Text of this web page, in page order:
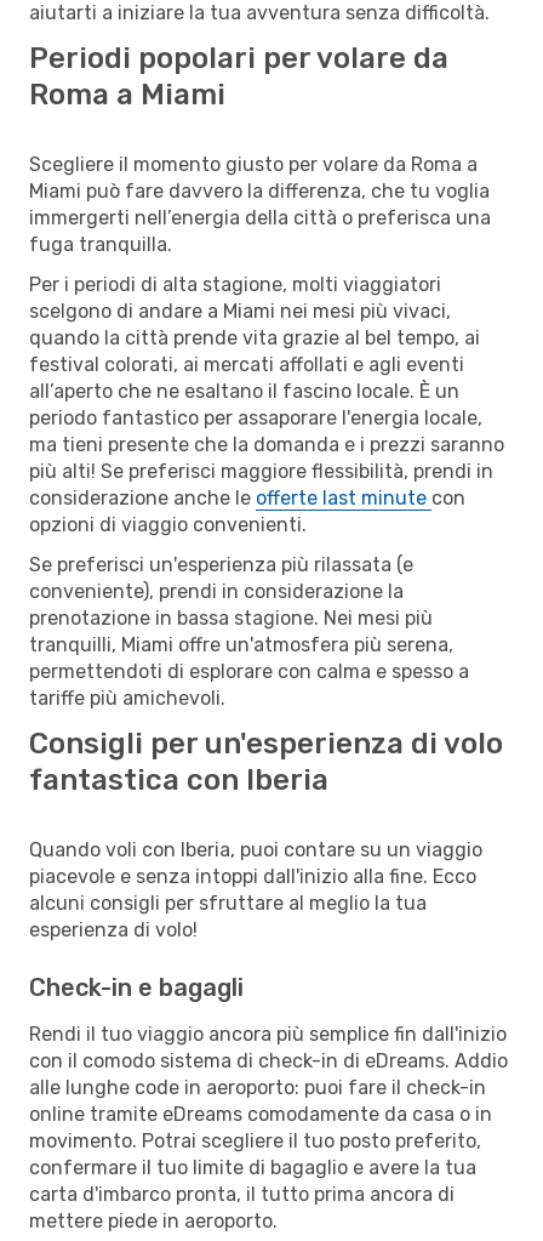
aiutarti a iniziare la tua avventura senza difficoltà.
Periodi popolari per volare da
Roma a Miami
Scegliere il momento giusto per volare da Roma a
Miami può fare davvero la differenza, che tu voglia
immergerti nell’energia della città o preferisca una
fuga tranquilla.
Per i periodi di alta stagione, molti viaggiatori
scelgono di andare a Miami nei mesi più vivaci,
quando la città prende vita grazie al bel tempo, ai
festival colorati, ai mercati affollati e agli eventi
all’aperto che ne esaltano il fascino locale. È un
periodo fantastico per assaporare l'energia locale,
ma tieni presente che la domanda e i prezzi saranno
più alti! Se preferisci maggiore flessibilità, prendi in
considerazione anche le offerte last minute con
opzioni di viaggio convenienti.
Se preferisci un'esperienza più rilassata (e
conveniente), prendi in considerazione la
prenotazione in bassa stagione. Nei mesi più
tranquilli, Miami offre un'atmosfera più serena,
permettendoti di esplorare con calma e spesso a
tariffe più amichevoli.
Consigli per un'esperienza di volo
fantastica con Iberia
Quando voli con Iberia, puoi contare su un viaggio
piacevole e senza intoppi dall'inizio alla fine. Ecco
alcuni consigli per sfruttare al meglio la tua
esperienza di volo!
Check-in e bagagli
Rendi il tuo viaggio ancora più semplice fin dall'inizio
con il comodo sistema di check-in di eDreams. Addio
alle lunghe code in aeroporto: puoi fare il check-in
online tramite eDreams comodamente da casa o in
movimento. Potrai scegliere il tuo posto preferito,
confermare il tuo limite di bagaglio e avere la tua
carta d'imbarco pronta, il tutto prima ancora di
mettere piede in aeroporto.